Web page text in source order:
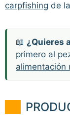
carpfishing de
📖 ¿Quieres
primero al
alimentación